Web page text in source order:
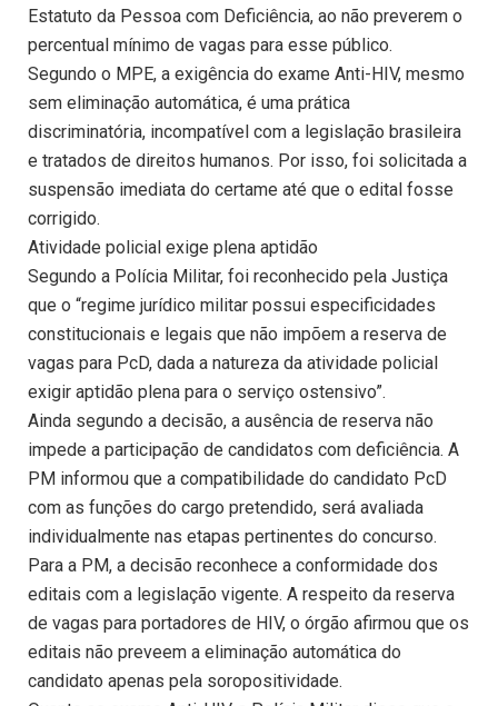
Estatuto da Pessoa com Deficiência, ao não preverem o
percentual mínimo de vagas para esse público.
Segundo o MPE, a exigência do exame Anti-HIV, mesmo
sem eliminação automática, é uma prática
discriminatória, incompatível com a legislação brasileira
e tratados de direitos humanos. Por isso, foi solicitada a
suspensão imediata do certame até que o edital fosse
corrigido.
Atividade policial exige plena aptidão
Segundo a Polícia Militar, foi reconhecido pela Justiça
que o “regime jurídico militar possui especificidades
constitucionais e legais que não impõem a reserva de
vagas para PcD, dada a natureza da atividade policial
exigir aptidão plena para o serviço ostensivo”.
Ainda segundo a decisão, a ausência de reserva não
impede a participação de candidatos com deficiência. A
PM informou que a compatibilidade do candidato PcD
com as funções do cargo pretendido, será avaliada
individualmente nas etapas pertinentes do concurso.
Para a PM, a decisão reconhece a conformidade dos
editais com a legislação vigente. A respeito da reserva
de vagas para portadores de HIV, o órgão afirmou que os
editais não preveem a eliminação automática do
candidato apenas pela soropositividade.